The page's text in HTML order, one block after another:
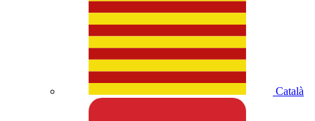
Català